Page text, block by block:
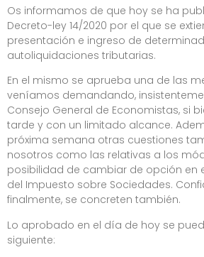
Os informamos de que hoy se ha
Decreto-ley 14/2020 por el que se
presentación e ingreso de
autoliquidaciones tributarias.
En el mismo se aprueba una de las
veníamos demandando,
Consejo General de Economistas, si
tarde y con un limitado alcance.
próxima semana otras cuestiones
nosotros como las relativas a los
posibilidad de cambiar de opción en
del Impuesto sobre Sociedades.
finalmente, se concreten también.
Lo aprobado en el día de hoy se
siguiente: